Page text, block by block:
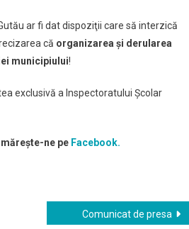
ar fi dat dispoziţii care să interzică
că organizarea şi derularea
municipiului!
exclusivă a Inspectoratului Şcolar
ne pe Facebook.
Comunicat de presa